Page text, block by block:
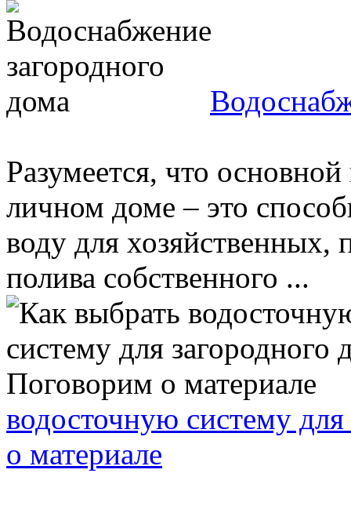
Разумеется, что
личном доме – это
воду для
полива собственного ...
водосточную систему
о материале